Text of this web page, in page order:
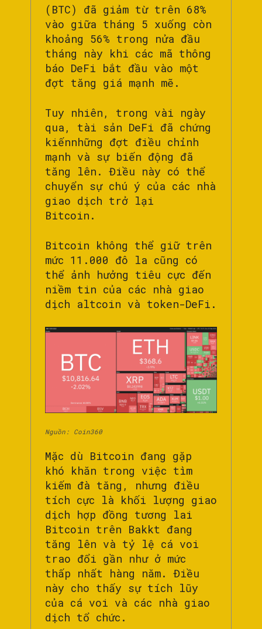
(BTC) đã giảm từ trên 68%
vào giữa tháng 5 xuống còn
khoảng 56% trong nửa đầu
tháng này khi các mã thông
báo DeFi bắt đầu vào một
đợt tăng giá mạnh mẽ.
Tuy nhiên, trong vài ngày
qua, tài sản DeFi đã chứng
kiến ​​những đợt điều chỉnh
mạnh và sự biến động đã
tăng lên. Điều này có thể
chuyển sự chú ý của các nhà
giao dịch trở lại
Bitcoin.
Bitcoin không thể giữ trên
mức 11.000 đô la cũng có
thể ảnh hưởng tiêu cực đến
niềm tin của các nhà giao
dịch altcoin và token-DeFi.
Nguồn: Coin360
Mặc dù Bitcoin đang gặp
khó khăn trong việc tìm
kiếm đà tăng, nhưng điều
tích cực là khối lượng giao
dịch hợp đồng tương lai
Bitcoin trên Bakkt đang
tăng lên và tỷ lệ cá voi
trao đổi gần như ở mức
thấp nhất hàng năm. Điều
này cho thấy sự tích lũy
của cá voi và các nhà giao
dịch tổ chức.